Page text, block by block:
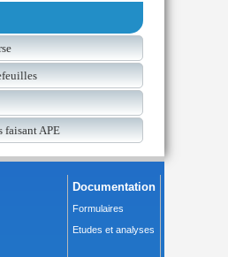
faisant APE
Documentation
Formulaires
Etudes et analyses